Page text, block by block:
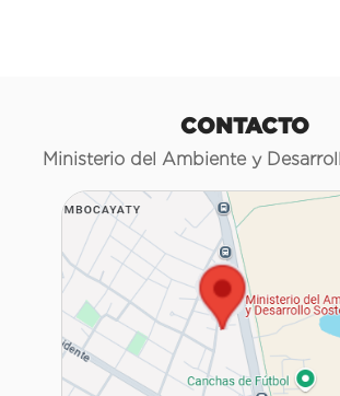
CONTACTO
Ministerio del Ambiente y